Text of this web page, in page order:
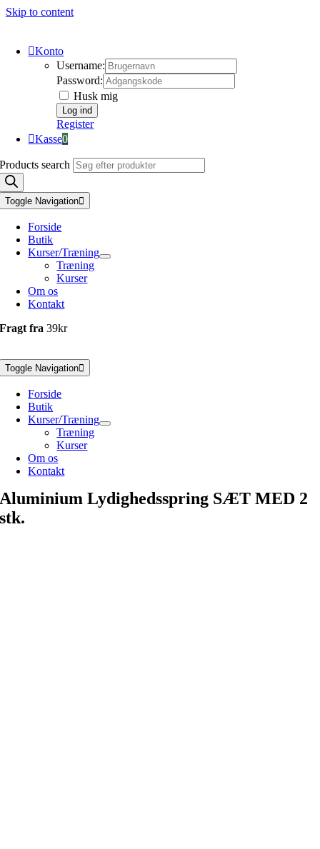
Skip to content
Konto
Username:
Password:
Husk mig
Register
Kasse0
Products search
Toggle Navigation
Forside
Butik
Kurser/Træning
Træning
Kurser
Om os
Kontakt
Fragt fra39kr
Toggle Navigation
Forside
Butik
Kurser/Træning
Træning
Kurser
Om os
Kontakt
Aluminium Lydighedsspring SÆT MED 2
stk.